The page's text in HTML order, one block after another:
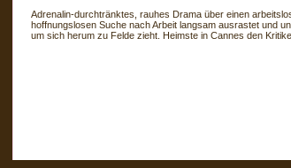
Adrenalin-durchtränktes, rauhes Drama über einen
hoffnungslosen Suche nach Arbeit langsam ausrastet und
um sich herum zu Felde zieht. Heimste in Cannes den